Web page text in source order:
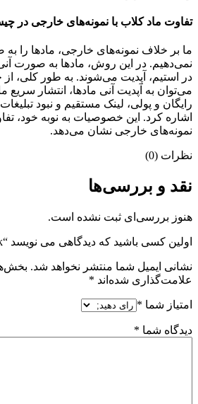
تفاوت ماد کلاب با نمونه‌های خارجی در
ما بر خلاف نمونه‌های خارجی، مادها را
نمی‌دهیم. در این روش، مادها به صورت
در استیم، آپدیت می‌شوند. به طور کلی،
می‌‌توان به آپدیت آنی مادها، انتشار سریع
رایگان و پولی، لینک مستقیم و نبود
اشاره کرد. این خصوصیات به نوبه خود،
نمونه‌های خارجی نشان می‌دهد.
نظرات (0)
نقد و بررسی‌ها
هنوز بررسی‌ای ثبت نشده است.
اولین کسی باشید که دیدگاهی می نویسد “Modern weapon pack”
نشانی ایمیل شما منتشر نخواهد شد.
علامت‌گذاری شده‌اند *
امتیاز شما *
دیدگاه شما *